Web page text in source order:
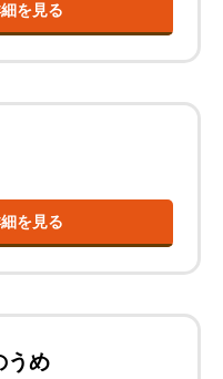
を見る
を見る
うめ